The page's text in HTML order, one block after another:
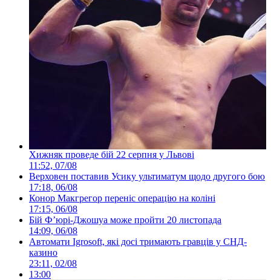
Хижняк проведе бій 22 серпня у Львові
11:52, 07/08
Верховен поставив Усику ультиматум щодо другого бою
17:18, 06/08
Конор Макгрегор переніс операцію на коліні
17:15, 06/08
Бій Ф’юрі-Джошуа може пройти 20 листопада
14:09, 06/08
Автомати Igrosoft, які досі тримають гравців у СНД-
казино
23:11, 02/08
13:00